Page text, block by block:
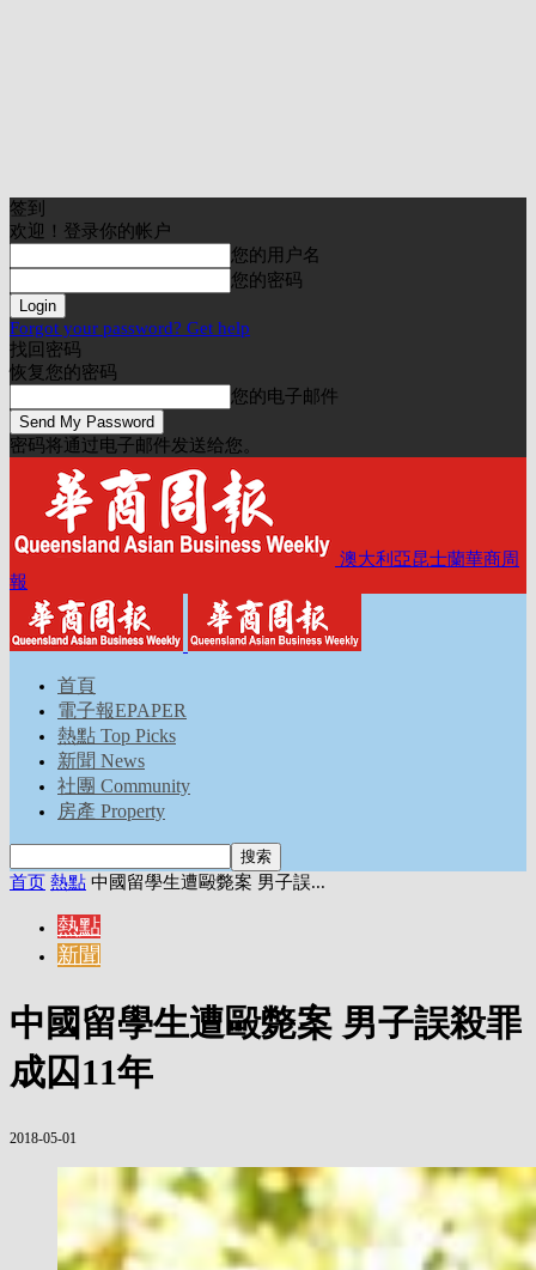
签到
欢迎！登录你的帐户
您的用户名
您的密码
Forgot your password? Get help
找回密码
恢复您的密码
您的电子邮件
密码将通过电子邮件发送给您。
澳大利亞昆士蘭華商周
報
首頁
電子報EPAPER
熱點 Top Picks
新聞 News
社團 Community
房產 Property
首页 熱點 中國留學生遭毆斃案 男子誤...
熱點
新聞
中國留學生遭毆斃案 男子誤殺罪
成囚11年
2018-05-01